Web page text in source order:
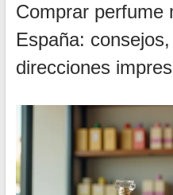
Comprar perfume
España:
direcciones